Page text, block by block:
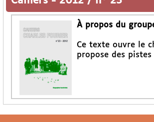
À propos du
Ce texte ouvre le
propose des